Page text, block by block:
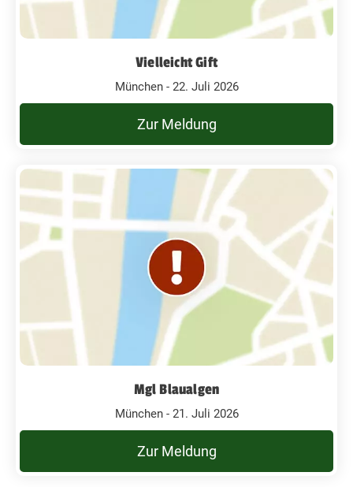
Vielleicht Gift
München - 22. Juli 2026
Zur Meldung
Mgl Blaualgen
München - 21. Juli 2026
Zur Meldung